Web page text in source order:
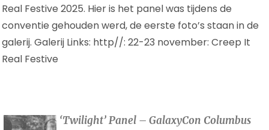
Real Festive 2025. Hier is het panel was tijdens de
conventie gehouden werd, de eerste foto’s staan in de
galerij. Galerij Links: http//: 22-23 november: Creep It
Real Festive
‘Twilight’ Panel – GalaxyCon Columbus